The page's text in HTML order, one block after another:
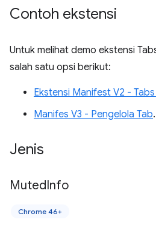
Contoh ekstensi
Untuk melihat demo ekstensi
salah satu opsi berikut:
Ekstensi Manifest V2 - Tabs
Manifes V3 - Pengelola Tab.
Jenis
MutedInfo
Chrome 46+